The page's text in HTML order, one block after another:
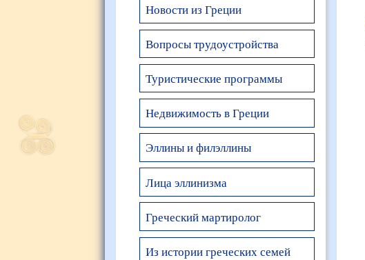
Новости из Греции
Вопросы трудоустройства
Туристические программы
Недвижимость в Греции
Эллины и филэллины
Лица эллинизма
Греческий мартиролог
Из истории греческих семей